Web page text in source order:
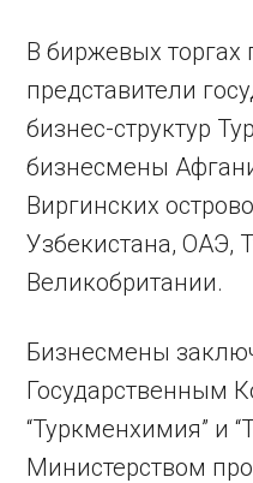
В биржевых торгах
представители
бизнес-структур
бизнесмены
Виргинских
Узбекистана, ОАЭ,
Великобритании.
Бизнесмены
Государственным
“Туркменхимия” и
Министерством